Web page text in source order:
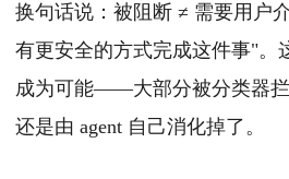
换句话说：被阻断 ≠ 需要用户
有更安全的方式完成这件事"。
成为可能——大部分被分类器拦
还是由 agent 自己消化掉了。